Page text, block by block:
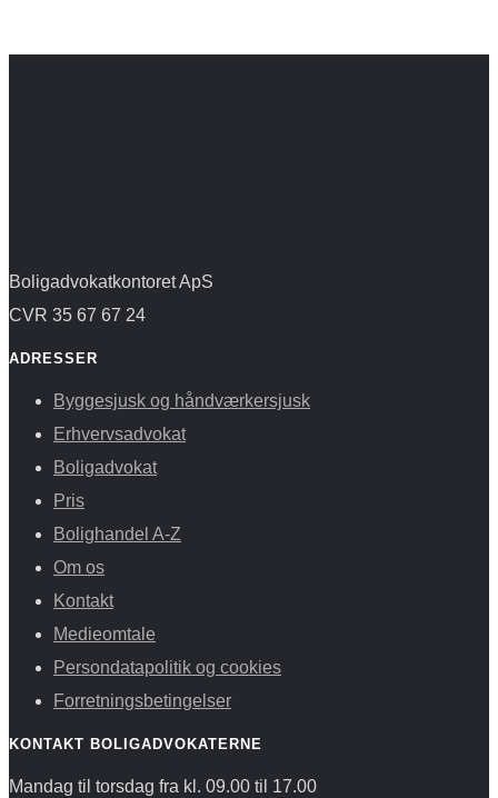
Boligadvokatkontoret ApS
CVR 35 67 67 24
ADRESSER
Byggesjusk og håndværkersjusk
Erhvervsadvokat
Boligadvokat
Pris
Bolighandel A-Z
Om os
Kontakt
Medieomtale
Persondatapolitik og cookies
Forretningsbetingelser
KONTAKT BOLIGADVOKATERNE
Mandag til torsdag fra kl. 09.00 til 17.00